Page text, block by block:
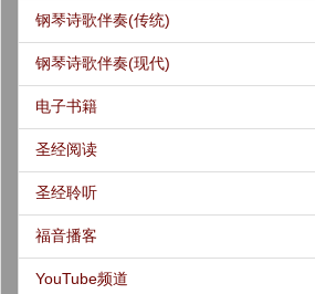
钢琴诗歌伴奏(传统)
钢琴诗歌伴奏(现代)
电子书籍
圣经阅读
圣经聆听
福音播客
YouTube频道